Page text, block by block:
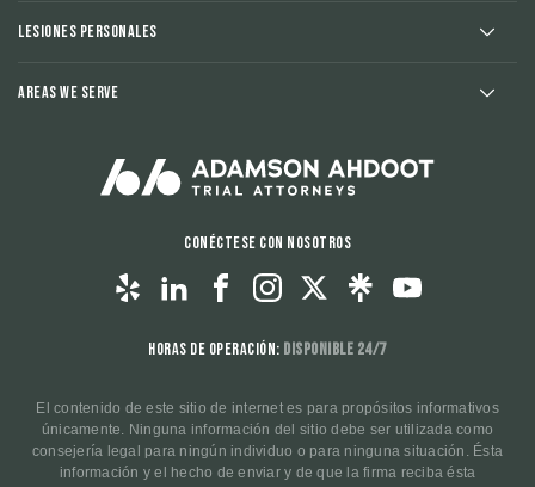
Lesiones Personales
Areas We Serve
Conéctese con nosotros
Horas de operación: Disponible 24/7
El contenido de este sitio de internet es para propósitos informativos
únicamente. Ninguna información del sitio debe ser utilizada como
consejería legal para ningún individuo o para ninguna situación. Ésta
información y el hecho de enviar y de que la firma reciba ésta